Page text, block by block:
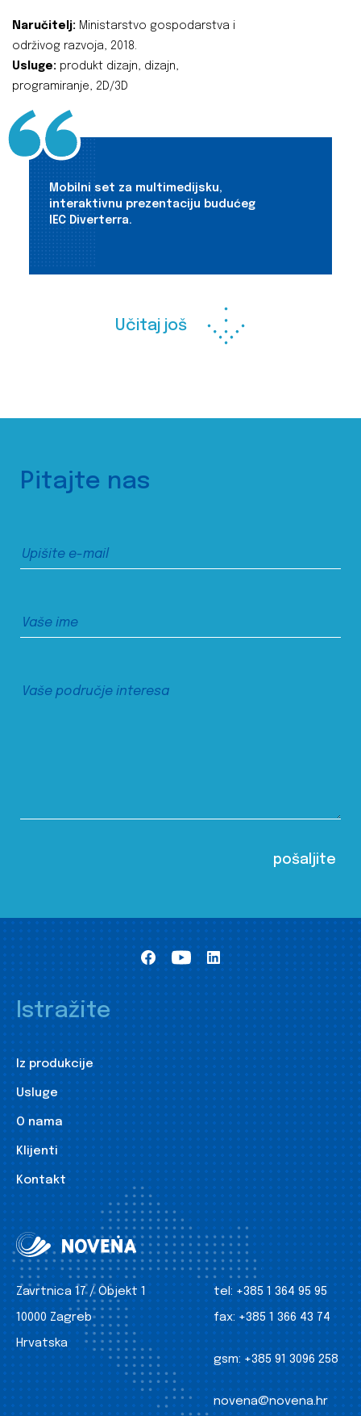
Naručitelj: Ministarstvo gospodarstva i
održivog razvoja, 2018.
Usluge: produkt dizajn, dizajn,
programiranje, 2D/3D
Mobilni set za multimedijsku,
interaktivnu prezentaciju budućeg
IEC Diverterra.
Učitaj još
Pitajte nas
Istražite
Iz produkcije
Usluge
O nama
Klijenti
Kontakt
Zavrtnica 17 / Objekt 1
10000 Zagreb
Hrvatska
tel: +385 1 364 95 95
fax: +385 1 366 43 74
gsm: +385 91 3096 258
novena@novena.hr